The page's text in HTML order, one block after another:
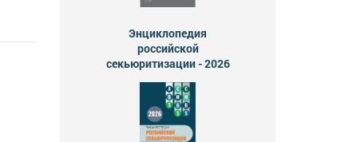
Энциклопедия
российской
секьюритизации - 2026